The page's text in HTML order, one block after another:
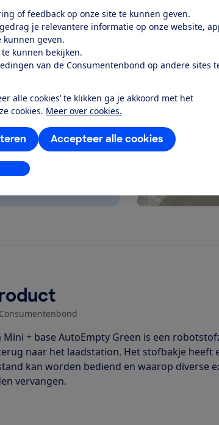
of feedback op onze site te kunnen geven.
je relevantere informatie op onze website,
kunnen geven.
te kunnen bekijken.
van de Consumentenbond op andere sites
alle cookies’ te klikken ga je akkoord met het
cookies. Meer over cookies.
Accepteer alle cookies
van verschillende
Mini + base AutoEmpty Green is een
naar het laadstation. Het stofbakje heeft
kan worden bediend en waarop diverse
vervangen.